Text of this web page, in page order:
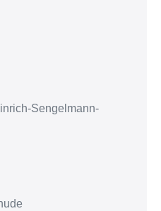
Sengelmann-